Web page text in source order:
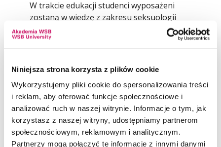
Niniejsza strona korzysta z plików cookie
Wykorzystujemy pliki cookie do spersonalizowania treści
i reklam, aby oferować funkcje społecznościowe i
analizować ruch w naszej witrynie. Informacje o tym, jak
korzystasz z naszej witryny, udostępniamy partnerom
społecznościowym, reklamowym i analitycznym.
Partnerzy mogą połączyć te informacje z innymi danymi
W trakcie edukacji studenci wyposażeni
zostaną w wiedzę z zakresu seksuologii
wieku rozwojowego, suicydologii,
psychologii rodziny, a także umiejętności
i młodzieży. Ponadto, będą uczestniczyć
w treningach uważności, a w czasie
warsztatów poznają strategie rozwoju
odporności psychicznej dzieci i młodzieży.
UCZYMY PRAKTYCZNIE